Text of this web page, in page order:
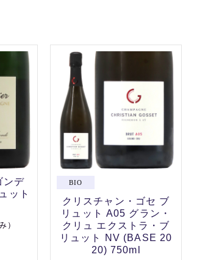
ンデ
ット
）
クリスチャン・ゴセ ブ
リュット A05 グラン・
クリュ エクストラ・ブ
リュット NV (BASE 20
20) 750ml